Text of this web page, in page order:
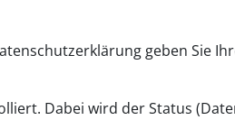
geben Sie
Dabei wird der Status